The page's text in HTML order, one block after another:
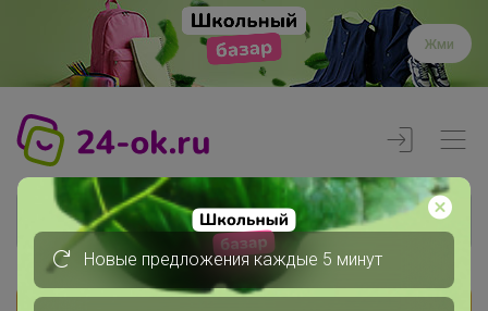
Жми
Новые предложения каждые 5 минут